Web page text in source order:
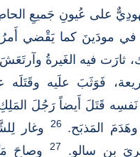
على عُيونِ جَميعِ
في مودَينَ كما يَقْضي
ثارَت فيه الغَيرةُ
فَوَثَبَ علَيه وقَتَلَه
قَتَلَ أَيضاً رَجُلَ المَلِكِ
وهَدَمَ المَذبَح.26
وغار
بنِ سالو.
27
وصاحَ